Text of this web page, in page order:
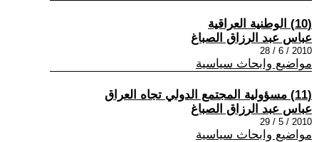
(10) الوطنية العراقية
عباس عبد الرزاق الصباغ
2010 / 6 / 28
مواضيع وابحاث سياسية
(11) مسؤولية المجتمع الدولي تجاه العراق
عباس عبد الرزاق الصباغ
2010 / 5 / 29
مواضيع وابحاث سياسية